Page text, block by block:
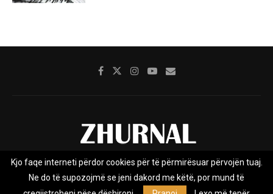
Rreth nesh Impresumi Marketing
Privacy Policy
Kjo faqe interneti përdor cookies për të përmirësuar përvojën tuaj.
Ne do të supozojmë se jeni dakord me këtë, por mund të